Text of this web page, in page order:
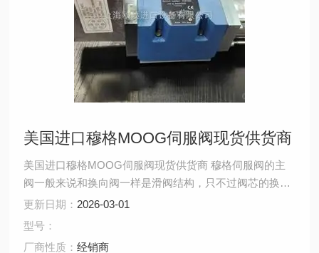
美国进口穆格MOOG伺服阀现货供货商
美国进口穆格MOOG伺服阀现货供货商 穆格伺服阀的主
阀一般来说和换向阀一样是滑阀结构，只不过阀芯的换向
不是靠电磁铁来推动，而是靠前置级阀输出的液压力来推
动，这一点和电液换向阀比较相似，只不过电液换向阀的
更新日期： 2026-03-01
型号：
厂商性质：经销商